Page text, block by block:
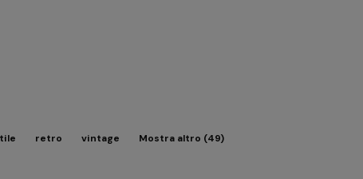
retro vintage Mostra altro (49)